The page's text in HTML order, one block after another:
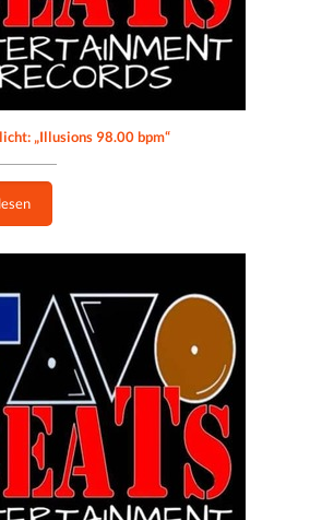
„Illusions 98.00 bpm“